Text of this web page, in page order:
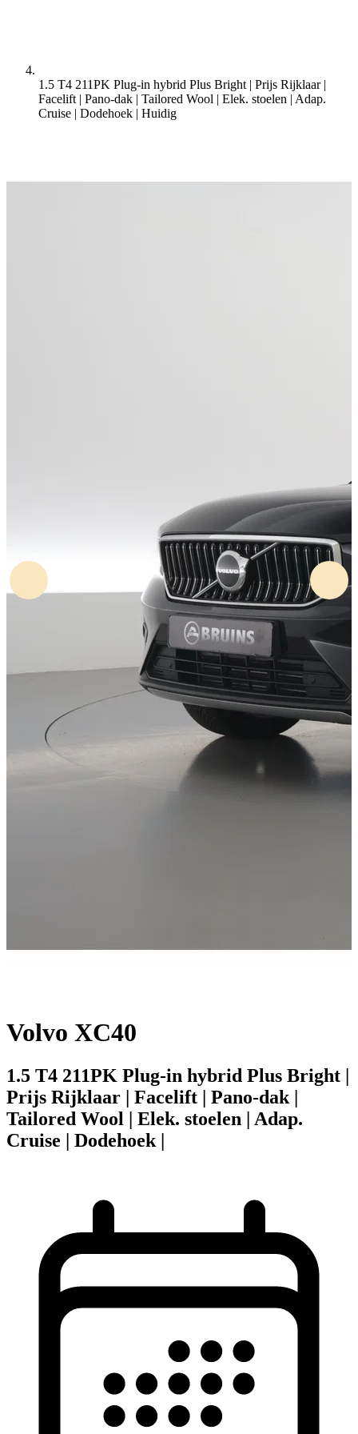
1.5 T4 211PK Plug-in hybrid Plus Bright | Prijs Rijklaar |
Facelift | Pano-dak | Tailored Wool | Elek. stoelen | Adap.
Cruise | Dodehoek | Huidig
Volvo XC40
1.5 T4 211PK Plug-in hybrid Plus Bright |
Prijs Rijklaar | Facelift | Pano-dak |
Tailored Wool | Elek. stoelen | Adap.
Cruise | Dodehoek |